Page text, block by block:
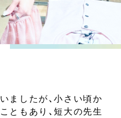
ましたが、小さい頃か
ともあり、短大の先生